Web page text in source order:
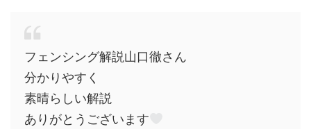
フェンシング解説山口徹さん
分かりやすく
素晴らしい解説
ありがとうございます